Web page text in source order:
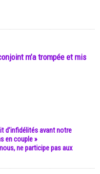
m’a trompée et mis
d’infidélités avant notre
en couple »
ne participe pas aux